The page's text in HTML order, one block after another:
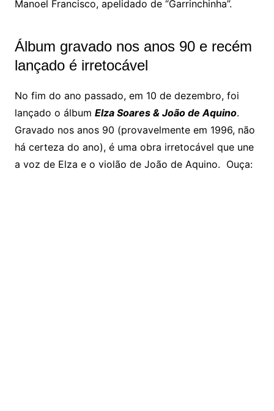
Manoel Francisco, apelidado de “Garrinchinha”.
Álbum gravado nos anos 90 e recém
lançado é irretocável
No fim do ano passado, em 10 de dezembro, foi
lançado o álbum Elza Soares & João de Aquino.
Gravado nos anos 90 (provavelmente em 1996, não
há certeza do ano), é uma obra irretocável que une
a voz de Elza e o violão de João de Aquino. Ouça: